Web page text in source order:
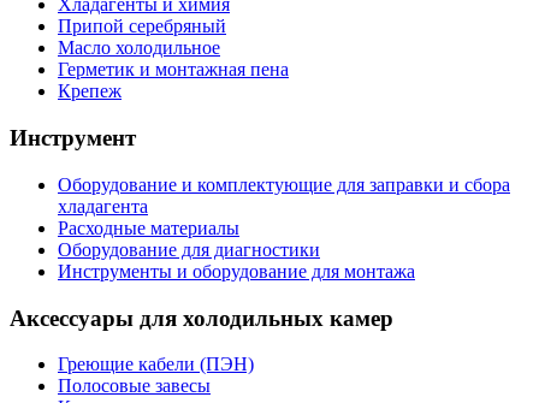
Хладагенты и химия
Припой серебряный
Масло холодильное
Герметик и монтажная пена
Крепеж
Инструмент
Оборудование и комплектующие для заправки и сбора
хладагента
Расходные материалы
Оборудование для диагностики
Инструменты и оборудование для монтажа
Аксессуары для холодильных камер
Греющие кабели (ПЭН)
Полосовые завесы